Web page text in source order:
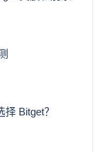
Bitget？